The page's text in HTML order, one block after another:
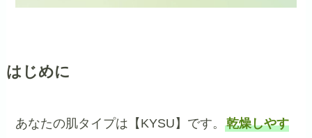
はじめに
あなたの肌タイプは【KYSU】です。乾燥しやす